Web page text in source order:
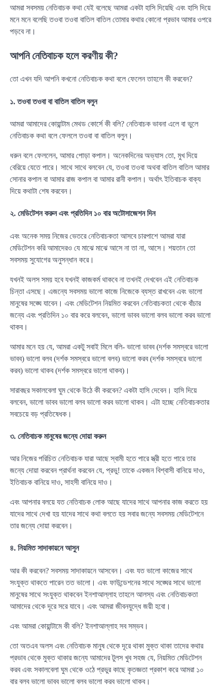
আমরা সবসময় নেতিবাচক কথা যেই বলেছে আমরা একটা হাসি দিয়েছি এবং হাসি দিয়ে
মনে মনে বলেছি তওবা তওবা বাতিল বাতিল তোমার কথার কোনো প্রভাব আমার ওপরে
পড়বে না।
আপনি নেতিবাচক হলে করণীয় কী?
তো এখন যদি আপনি কখনো নেতিবাচক কথা বলে ফেলেন তাহলে কী করবেন?
১. তওবা তওবা বা বাতিল বাতিল বলুন
আমরা আমাদের কোয়ান্টাম মেথড কোর্সে কী বলি? নেতিবাচক ভাবনা এলে বা ভুলে
নেতিবাচক কথা বলে ফেললে তওবা বা বাতিল বলুন।
ধরুন বলে ফেললেন, আমার পোড়া কপাল। অনেকদিনের অভ্যাস তো, মুখ দিয়ে
বেরিয়ে যেতে পারে। সাথে সাথে বলবেন যে, তওবা তওবা অথবা বাতিল বাতিল আমার
সোনার কপাল বা আমার রাজ কপাল বা আমার রানী কপাল। অর্থাৎ ইতিবাচক বাক্য
দিয়ে কথাটা শেষ করবেন।
২. মেডিটেশন করুন এবং প্রতিদিন ১০ বার অটোসাজেশন দিন
এবং অনেক সময় নিজের ভেতরে নেতিবাচকতা আসবে চারপাশে আমরা যারা
মেডিটেশন করি আমাদেরও যে মাঝে মাঝে আসে না তা না, আসে। শয়তান তো
সবসময় সুযোগের অনুসন্ধান করে।
যখনই অলস সময় হবে যখনই কাজকর্ম থাকবে না তখনই দেখবেন এই নেতিবাচক
চিন্তা এসছে। এজন্যে সবসময় ভালো কাজে নিজেকে ব্যস্ত রাখবেন এবং ভালো
মানুষের সঙ্ঘে যাবেন। এবং মেডিটেশন নিয়মিত করবেন নেতিবাচকতা থেকে বাঁচার
জন্যে এবং প্রতিদিন ১০ বার করে বলবেন, ভালো ভাবব ভালো বলব ভালো করব ভালো
থাকব।
আমার মনে হয় যে, আমরা একটু সবাই মিলে বলি- ভালো ভাবব (দর্শক সমস্বরে ভালো
ভাবব) ভালো বলব (দর্শক সমস্বরে ভালো বলব) ভালো করব (দর্শক সমস্বরে ভালো
করব) ভালো থাকব (দর্শক সমস্বরে ভালো থাকব)।
সারাবছর সকালবেলা ঘুম থেকে উঠে কী করবেন? একটা হাসি দেবেন। হাসি দিয়ে
বলবেন, ভালো ভাবব ভালো বলব ভালো করব ভালো থাকব। এটা হচ্ছে নেতিবাচকতার
সবচেয়ে বড় প্রতিষেধক।
৩. নেতিবাচক মানুষের জন্যে দোয়া করুন
আর নিজের পরিচিত নেতিবাচক যারা আছে স্বামী হতে পারে স্ত্রী হতে পারে তার
জন্যে দোয়া করবেন প্রার্থনা করবেন যে, প্রভু! তাকে একজন বিশ্বাসী বানিয়ে দাও,
ইতিবাচক বানিয়ে দাও, সাহসী বানিয়ে দাও।
এবং আপনার বলয়ে যত নেতিবাচক লোক আছে যাদের সাথে আপনার কাজ করতে হয়
যাদের সাথে দেখা হয় যাদের সাথে কথা বলতে হয় সবার জন্যে সবসময় মেডিটেশনে
তার জন্যে দোয়া করবেন।
৪. নিয়মিত সাদাকায়নে আসুন
আর কী করবেন? সবসময় সাদাকায়নে আসবেন। এবং যত ভালো কাজের সাথে
সংযুক্ত থাকতে পারেন তত ভালো। এবং ফাউন্ডেশনের সাথে সঙ্ঘের সাথে ভালো
মানুষের সাথে সংযুক্ত থাকবেন ইনশাআল্লাহ তাহলে আলস্য এবং নেতিবাচকতা
আমাদের থেকে দূরে সরে যাবে। এবং আমরা জীবনযুদ্ধে জয়ী হবো।
এবং আমরা কোয়ান্টামে কী বলি? ইনশাআল্লাহ সব সম্ভব।
তো অতএব অলস এবং নেতিবাচক মানুষ থেকে দূরে থাকা মুক্ত থাকা তাদের কথার
প্রভাব থেকে মুক্ত থাকার জন্যে আমাদের টুলস খুব সহজ যে, নিয়মিত মেডিটেশন
করব এবং সকালবেলা ঘুম থেকে ওঠে প্রভুর কাছে কৃতজ্ঞতা প্রকাশ করে আমরা ১০
বার বলব ভালো ভাবব ভালো বলব ভালো করব ভালো থাকব।